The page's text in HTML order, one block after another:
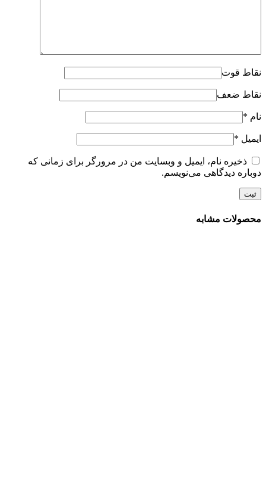
نقاط قوت
نقاط ضعف
نام *
ایمیل *
ذخیره نام، ایمیل و وبسایت من در مرورگر برای زمانی که
دوباره دیدگاهی می‌نویسم.
محصولات مشابه